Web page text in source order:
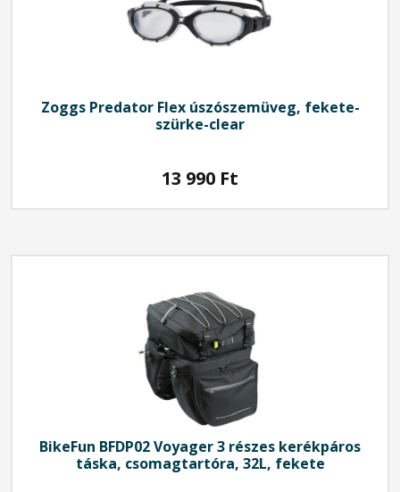
Zoggs Predator Flex úszószemüveg, fekete-
szürke-clear
13 990 Ft
BikeFun BFDP02 Voyager 3 részes kerékpáros
táska, csomagtartóra, 32L, fekete